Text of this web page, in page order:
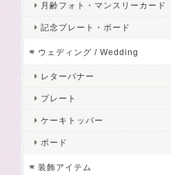
月齢フォト・マンスリーカード
記念プレート・ボード
ウェディング / Wedding
レターバナー
プレート
ケーキトッパー
ボード
装飾アイテム